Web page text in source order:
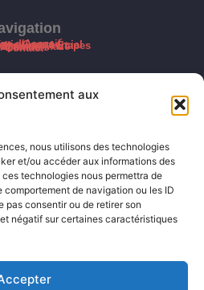
aux
nous utilisons des technologies
et/ou accéder aux informations des
technologies nous permettra de
de navigation ou les ID
pas consentir ou de retirer son
négatif sur certaines caractéristiques
d'Accueil
Commercial
en 4 Étapes
de Maze
Actualités
Contact
Temps Partiel
Temps Plein
de Croissance
Commercial B2B
Mensuels
à notre Newsletter